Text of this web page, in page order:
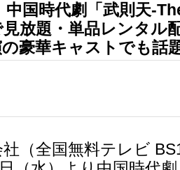
中国時代劇「武則天-
放題・単品レンタル
豪華キャストでも話
（全国無料テレビ